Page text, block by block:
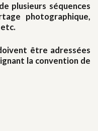
plusieurs séquences
photographique,
être adressées
la convention de